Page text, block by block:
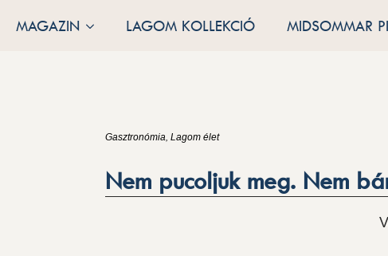
MAGAZIN LAGOM KOLLEKCIÓ MIDSOMMAR
Gasztronómia Lagom élet
Nem pucoljuk meg. Nem